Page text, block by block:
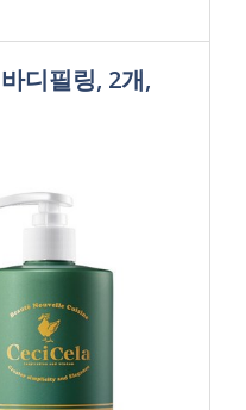
디필링, 2개,